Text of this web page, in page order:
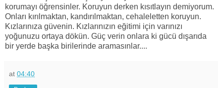
korumayı öğrensinler. Koruyun derken kısıtlayın demiyorum.
Onları kırılmaktan, kandırılmaktan, cehaleletten koruyun.
Kızlarınıza güvenin. Kızlarınızın eğitimi için varınızı
yoğunuzu ortaya dökün. Güç verin onlara ki gücü dışarıda
bir yerde başka birilerinde aramasınlar....
at 04:40